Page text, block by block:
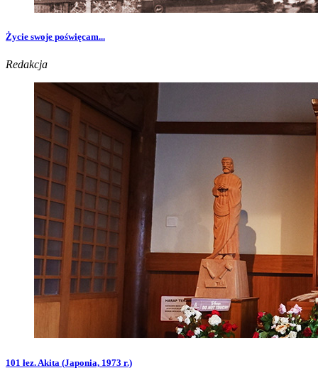
Życie swoje poświęcam...
Redakcja
101 łez. Akita (Japonia, 1973 r.)